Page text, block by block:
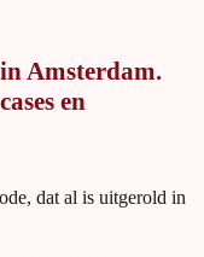
Amsterdam.
en
dat al is uitgerold in